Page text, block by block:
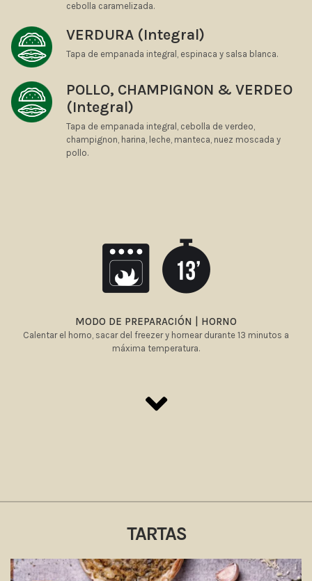
cebolla caramelizada.
VERDURA (Integral)
Tapa de empanada integral, espinaca y salsa blanca.
POLLO, CHAMPIGNON & VERDEO
(Integral)
Tapa de empanada integral, cebolla de verdeo,
champignon, harina, leche, manteca, nuez moscada y
pollo.
MODO DE PREPARACIÓN | HORNO
Calentar el horno, sacar del freezer y hornear durante 13 minutos a
máxima temperatura.
TARTAS